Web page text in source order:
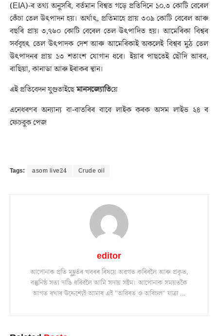
(EIA)-ৰ তথ্য অনুসৰি, বৰ্তমান বিশ্বত গড়ে প্ৰতিদিনে ১০.৩ কোটি বেৰেল
কেঁচা তেল উৎপাদন হয়। অৰ্থাৎ, প্ৰতিমাহে প্ৰায় ৩০৯ কোটি বেৰেল আৰু
বছৰি প্ৰায় ৩,৭৬০ কোটি বেৰেল তেল উৎপাদিত হয়। আমেৰিকা বিশ্বৰ
সৰ্ববৃহৎ তেল উৎপাদক দেশ আৰু আমেৰিকাই অকলেই বিশ্বৰ মুঠ তেল
উৎপাদনৰ প্ৰায় ১৩ শতাংশ যোগান ধৰে। ইয়াৰ পাছতেই ছৌদি আৰব,
ৰাছিয়া, কানাডা আৰু ইৰাকৰ স্থান।
এই প্ৰতিবেদন যুগুতাইছেমানসজ্যোতিয়ে
এনেধৰণৰ অন্যান্য বা-বাতৰিৰ বাবে লাইক কৰক অসম লাইভ ২৪ ৰ
ফেচবুক পেজ
Tags: asom live24 Crude oil
editor
আপোনাক প্ৰতি মুহূৰ্তৰ খবৰৰ বিষয়ে অৱগত কৰিবলৈ আৰু প্ৰকৃত,
বস্তুনিষ্ঠ সত্য দাঙি ধৰিবলৈ আমি সদায় সষ্টম। আপোনাক সময়তকৈ
আগত ৰখাৰ উদ্দেশ্যেই আমাৰ এই "অবিৰত ও অবিচল" যাত্ৰা ...